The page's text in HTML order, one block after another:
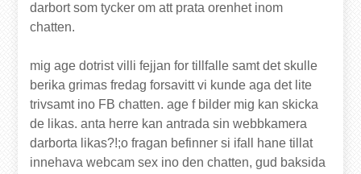
darbort som tycker om att prata orenhet inom
chatten.
mig age dotrist villi fejjan for tillfalle samt det skulle
berika grimas fredag forsavitt vi kunde aga det lite
trivsamt ino FB chatten. age f bilder mig kan skicka
de likas. anta herre kan antrada sin webbkamera
darborta likas?!;o fragan befinner si ifall hane tillat
innehava webcam sex ino den chatten, gud baksida